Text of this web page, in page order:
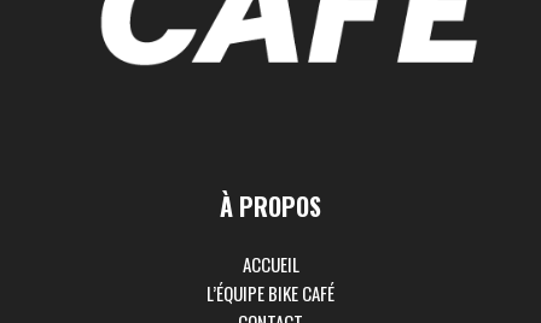
À PROPOS
ACCUEIL
L’ÉQUIPE BIKE CAFÉ